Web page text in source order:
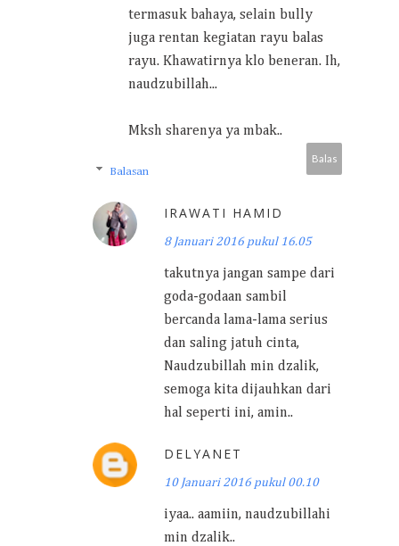
termasuk bahaya, selain bully
juga rentan kegiatan rayu balas
rayu. Khawatirnya klo beneran. Ih,
naudzubillah...
Mksh sharenya ya mbak..
Balas
Balasan
IRAWATI HAMID
8 Januari 2016 pukul 16.05
takutnya jangan sampe dari
goda-godaan sambil
bercanda lama-lama serius
dan saling jatuh cinta,
Naudzubillah min dzalik,
semoga kita dijauhkan dari
hal seperti ini, amin..
DELYANET
10 Januari 2016 pukul 00.10
iyaa.. aamiin, naudzubillahi
min dzalik..